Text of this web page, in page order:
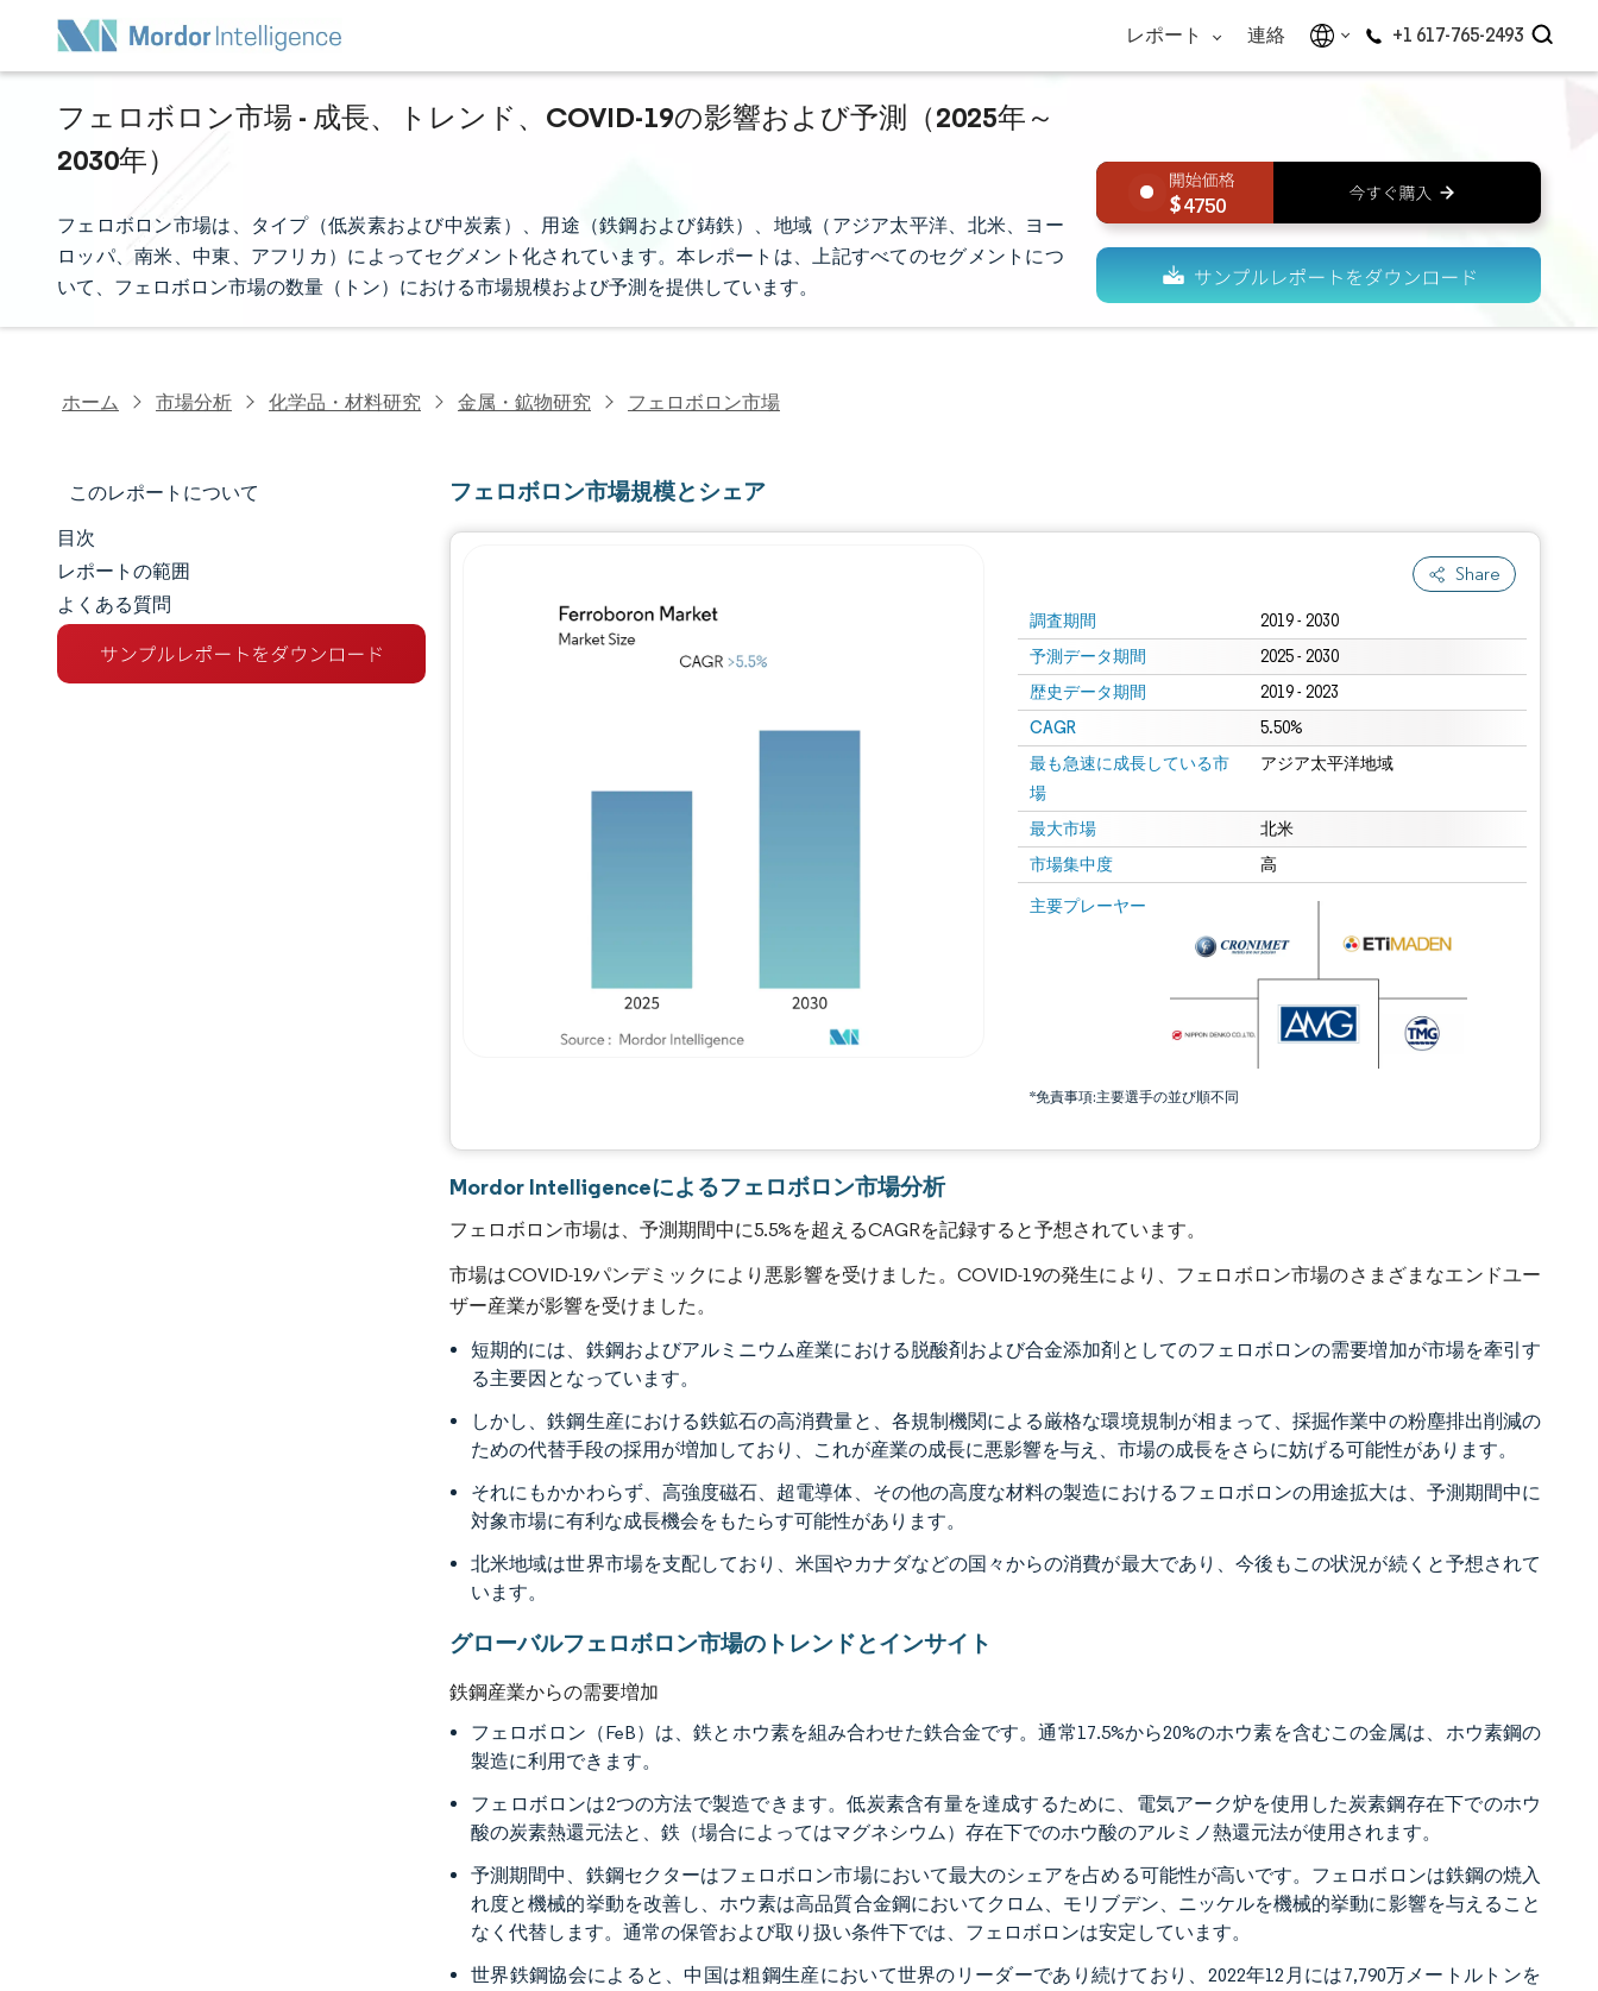
レポート 連絡 +1 617-765-2493
フェロボロン市場 - 成長、トレンド、COVID-19の影響および予測（2025年～
2030年）
フェロボロン市場は、タイプ（低炭素および中炭素）、用途（鉄鋼および鋳鉄）、地域（アジア太平洋、北米、ヨー
ロッパ、南米、中東、アフリカ）によってセグメント化されています。本レポートは、上記すべてのセグメントにつ
いて、フェロボロン市場の数量（トン）における市場規模および予測を提供しています。
4750
ホーム 市場分析 化学品・材料研究 金属・鉱物研究 フェロボロン市場
このレポートについて
マーケットスナップショット
市場概要
主な市場動向
目次
レポートの範囲
よくある質問
フェロボロン市場規模とシェア
Share
調査期間 2019 - 2030
予測データ期間 2025 - 2030
歴史データ期間 2019 - 2023
CAGR 5.50%
最も急速に成長している市
場
アジア太平洋地域
最大市場 北米
市場集中度 高
主要プレーヤー
*免責事項:主要選手の並び順不同
Mordor Intelligenceによるフェロボロン市場分析
フェロボロン市場は、予測期間中に5.5%を超えるCAGRを記録すると予想されています。
市場はCOVID-19パンデミックにより悪影響を受けました。COVID-19の発生により、フェロボロン市場のさまざまなエンドユー
ザー産業が影響を受けました。
短期的には、鉄鋼およびアルミニウム産業における脱酸剤および合金添加剤としてのフェロボロンの需要増加が市場を牽引す
る主要因となっています。
しかし、鉄鋼生産における鉄鉱石の高消費量と、各規制機関による厳格な環境規制が相まって、採掘作業中の粉塵排出削減の
ための代替手段の採用が増加しており、これが産業の成長に悪影響を与え、市場の成長をさらに妨げる可能性があります。
それにもかかわらず、高強度磁石、超電導体、その他の高度な材料の製造におけるフェロボロンの用途拡大は、予測期間中に
対象市場に有利な成長機会をもたらす可能性があります。
北米地域は世界市場を支配しており、米国やカナダなどの国々からの消費が最大であり、今後もこの状況が続くと予想されて
います。
グローバルフェロボロン市場のトレンドとインサイト
鉄鋼産業からの需要増加
フェロボロン（FeB）は、鉄とホウ素を組み合わせた鉄合金です。通常17.5%から20%のホウ素を含むこの金属は、ホウ素鋼の
製造に利用できます。
フェロボロンは2つの方法で製造できます。低炭素含有量を達成するために、電気アーク炉を使用した炭素鋼存在下でのホウ
酸の炭素熱還元法と、鉄（場合によってはマグネシウム）存在下でのホウ酸のアルミノ熱還元法が使用されます。
予測期間中、鉄鋼セクターはフェロボロン市場において最大のシェアを占める可能性が高いです。フェロボロンは鉄鋼の焼入
れ度と機械的挙動を改善し、ホウ素は高品質合金鋼においてクロム、モリブデン、ニッケルを機械的挙動に影響を与えること
なく代替します。通常の保管および取り扱い条件下では、フェロボロンは安定しています。
世界鉄鋼協会によると、中国は粗鋼生産において世界のリーダーであり続けており、2022年12月には7,790万メートルトンを